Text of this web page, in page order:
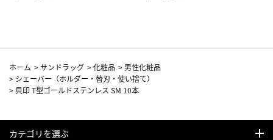
ホーム >サンドラッグ >化粧品 >男性化粧品
> シェーバー（ホルダー・替刃・使い捨て）
> 貝印 T型ゴールドステンレス SM 10本
カテゴリを選ぶ